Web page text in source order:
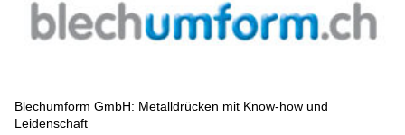
Blechumform GmbH: Metalldrücken mit Know-how und
Leidenschaft